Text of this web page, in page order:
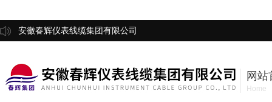
安徽春辉仪表线缆集团有限公司
网站
Home